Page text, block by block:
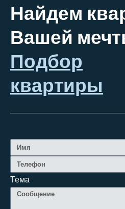
Найдем
Вашей
Подбор
квартиры
Тема